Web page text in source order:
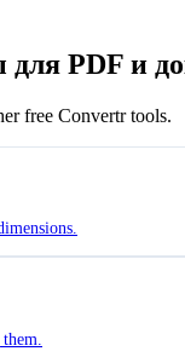
PDF и
free Convertr tools.